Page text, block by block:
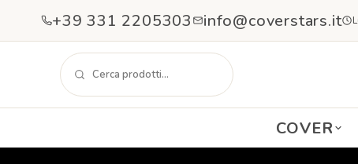
+39 331 2205303 info@coverstars.it
COVER